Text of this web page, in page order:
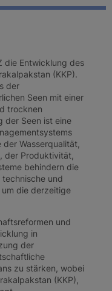
die Entwicklung des
(KKP).
der
Seen mit einer
trocknen
der Seen ist eine
der Wasserqualität,
der Produktivität,
behindern die
technische und
die derzeitige
und
in
der
zu stärken, wobei
(KKP),